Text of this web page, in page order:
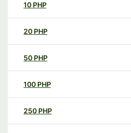
10 PHP
20 PHP
50 PHP
100 PHP
250 PHP